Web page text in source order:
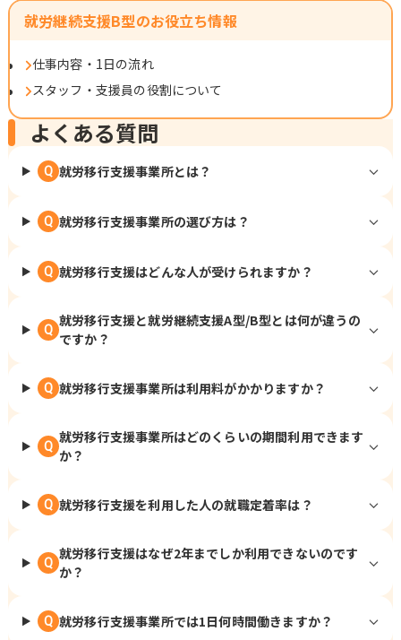
就労継続支援B型のお役立ち情報
仕事内容・1日の流れ
スタッフ・支援員の役割について
よくある質問
Q 就労移行支援事業所とは？
Q 就労移行支援事業所の選び方は？
Q 就労移行支援はどんな人が受けられますか？
Q
就労移行支援と就労継続支援A型/B型とは何が違うの
ですか？
Q 就労移行支援事業所は利用料がかかりますか？
Q
就労移行支援事業所はどのくらいの期間利用できます
か？
Q 就労移行支援を利用した人の就職定着率は？
Q
就労移行支援はなぜ2年までしか利用できないのです
か？
Q 就労移行支援事業所では1日何時間働きますか？